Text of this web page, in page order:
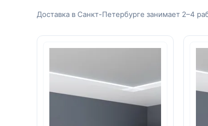
Доставка в Санкт-Петербурге занимает 2–4